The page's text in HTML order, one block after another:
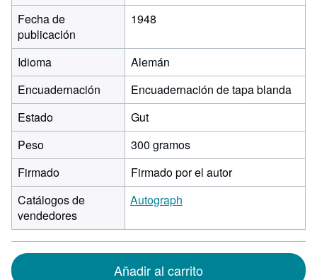
Fecha de
publicación
1948
Idioma
Alemán
Encuadernación
Encuadernación de tapa blanda
Estado
Gut
Peso
300 gramos
Firmado
Firmado por el autor
Catálogos de
vendedores
Autograph
Añadir al carrito